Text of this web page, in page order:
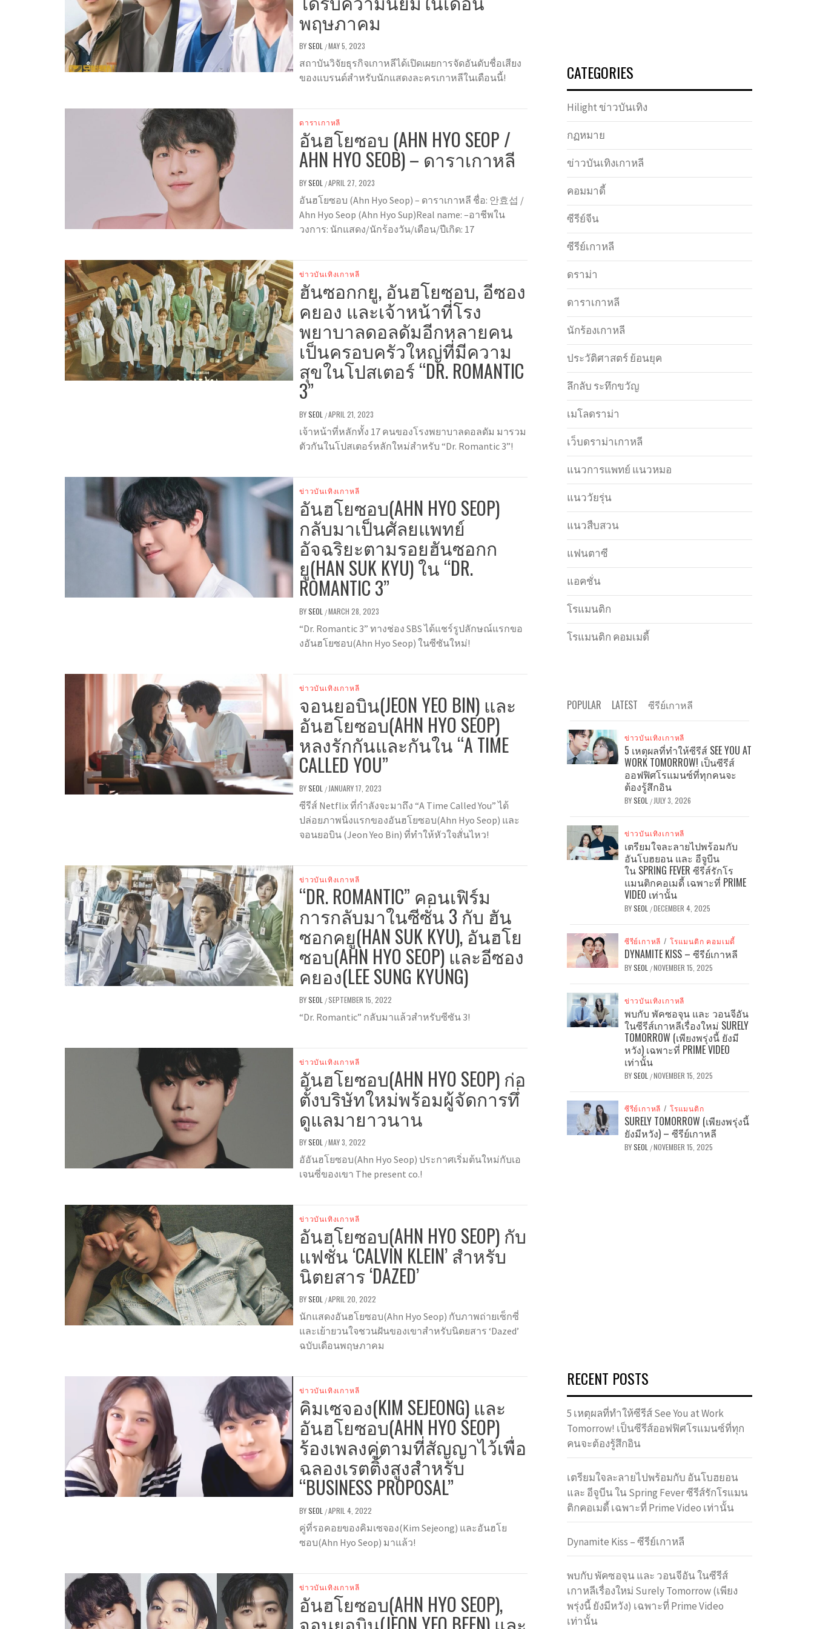
พฤษภาคม
BYSEOL /MAY 5, 2023
สถาบันวิจัยธุรกิจเกาหลีได้เปิดเผยการจัดอันดับชื่อเสียง
ของแบรนด์สำหรับนักแสดงละครเกาหลีในเดือนนี้!
ดาราเกาหลี
อันฮโยซอบ (AHN HYO SEOP /
AHN HYO SEOB) – ดาราเกาหลี
BYSEOL /APRIL 27, 2023
อันฮโยซอบ (Ahn Hyo Seop) – ดาราเกาหลี ชื่อ: 안효섭 /
Ahn Hyo Seop (Ahn Hyo Sup)Real name: –อาชีพใน
วงการ: นักแสดง/นักร้องวัน/เดือน/ปีเกิด: 17
ข่าวบันเทิงเกาหลี
ฮันซอกกยู, อันฮโยซอบ, อีซอง
คยอง และเจ้าหน้าที่โรง
พยาบาลดอลดัมอีกหลายคน
เป็นครอบครัวใหญ่ที่มีความ
สุขในโปสเตอร์ “DR. ROMANTIC
3”
BYSEOL /APRIL 21, 2023
เจ้าหน้าที่หลักทั้ง 17 คนของโรงพยาบาลดอลดัม มารวม
ตัวกันในโปสเตอร์หลักใหม่สำหรับ “Dr. Romantic 3”!
ข่าวบันเทิงเกาหลี
อันฮโยซอบ(AHN HYO SEOP)
กลับมาเป็นศัลยแพทย์
อัจฉริยะตามรอยฮันซอกก
ยู(HAN SUK KYU) ใน “DR.
ROMANTIC 3”
BYSEOL /MARCH 28, 2023
“Dr. Romantic 3” ทางช่อง SBS ได้แชร์รูปลักษณ์แรกขอ
งอันฮโยซอบ(Ahn Hyo Seop) ในซีซันใหม่!
ข่าวบันเทิงเกาหลี
จอนยอบิน(JEON YEO BIN) และ
อันฮโยซอบ(AHN HYO SEOP)
หลงรักกันและกันใน “A TIME
CALLED YOU”
BYSEOL / JANUARY 17, 2023
ซีรีส์ Netflix ที่กำลังจะมาถึง “A Time Called You” ได้
ปล่อยภาพนิ่งแรกของอันฮโยซอบ(Ahn Hyo Seop) และ
จอนยอบิน (Jeon Yeo Bin) ที่ทำให้หัวใจสั่นไหว!
ข่าวบันเทิงเกาหลี
“DR. ROMANTIC” คอนเฟิร์ม
การกลับมาในซีซั่น 3 กับ ฮัน
ซอกคยู(HAN SUK KYU), อันฮโย
ซอบ(AHN HYO SEOP) และอีซอง
คยอง(LEE SUNG KYUNG)
BYSEOL /SEPTEMBER 15, 2022
“Dr. Romantic” กลับมาแล้วสำหรับซีซัน 3!
ข่าวบันเทิงเกาหลี
อันฮโยซอบ(AHN HYO SEOP) ก่อ
ตั้งบริษัทใหม่พร้อมผู้จัดการทึ่
ดูแลมายาวนาน
BYSEOL /MAY 3, 2022
อัอันฮโยซอบ(Ahn Hyo Seop) ประกาศเริ่มต้นใหม่กับเอ
เจนซี่ของเขา The present co.!
ข่าวบันเทิงเกาหลี
อันฮโยซอบ(AHN HYO SEOP) กับ
แฟชั่น ‘CALVIN KLEIN’ สำหรับ
นิตยสาร ‘DAZED’
BYSEOL /APRIL 20, 2022
นักแสดงอันฮโยซอบ(Ahn Hyo Seop) กับภาพถ่ายเซ็กซี่
และเย้ายวนใจชวนฝันของเขาสำหรับนิตยสาร ‘Dazed’
ฉบับเดือนพฤษภาคม
ข่าวบันเทิงเกาหลี
คิมเซจอง(KIM SEJEONG) และ
อันฮโยซอบ(AHN HYO SEOP)
ร้องเพลงคู่ตามที่สัญญาไว้เพื่อ
ฉลองเรตติ้งสูงสำหรับ
“BUSINESS PROPOSAL”
BYSEOL /APRIL 4, 2022
คู่ที่รอคอยของคิมเซจอง(Kim Sejeong) และอันฮโย
ซอบ(Ahn Hyo Seop) มาแล้ว!
ข่าวบันเทิงเกาหลี
อันฮโยซอบ(AHN HYO SEOP),
CATEGORIES
Hilight ข่าวบันเทิง
กฏหมาย
ข่าวบันเทิงเกาหลี
คอมมาดี้
ซีรีย์จีน
ซีรีย์เกาหลี
ดราม่า
ดาราเกาหลี
นักร้องเกาหลี
ประวัติศาสตร์ ย้อนยุค
ลึกลับ ระทึกขวัญ
เมโลดราม่า
เว็บดราม่าเกาหลี
แนวการแพทย์ แนวหมอ
แนววัยรุ่น
แนวสืบสวน
แฟนตาซี
แอคชั่น
โรแมนติก
โรแมนติก คอมเมดี้
POPULAR LATEST ซีรีย์เกาหลี
ข่าวบันเทิงเกาหลี
5 เหตุผลที่ทำให้ซีรีส์ SEE YOU AT
WORK TOMORROW! เป็นซีรีส์
ออฟฟิศโรแมนซ์ที่ทุกคนจะ
ต้องรู้สึกอิน
BYSEOL / JULY 3, 2026
ข่าวบันเทิงเกาหลี
เตรียมใจละลายไปพร้อมกับ
อันโบฮยอน และ อีจูบีน
ใน SPRING FEVER ซีรีส์รักโร
แมนติกคอเมดี้ เฉพาะที่ PRIME
VIDEO เท่านั้น
BYSEOL /DECEMBER 4, 2025
ซีรีย์เกาหลี / โรแมนติก คอมเมดี้
DYNAMITE KISS – ซีรีย์เกาหลี
BYSEOL /NOVEMBER 15, 2025
ข่าวบันเทิงเกาหลี
พบกับ พัคซอจุน และ วอนจีอัน
ในซีรีส์เกาหลีเรื่องใหม่ SURELY
TOMORROW (เพียงพรุ่งนี้ ยังมี
หวัง) เฉพาะที่ PRIME VIDEO
เท่านั้น
BYSEOL /NOVEMBER 15, 2025
ซีรีย์เกาหลี / โรแมนติก
SURELY TOMORROW (เพียงพรุ่งนี้
ยังมีหวัง) – ซีรีย์เกาหลี
BYSEOL /NOVEMBER 15, 2025
RECENT POSTS
5 เหตุผลที่ทำให้ซีรีส์ See You at Work
Tomorrow! เป็นซีรีส์ออฟฟิศโรแมนซ์ที่ทุก
คนจะต้องรู้สึกอิน
เตรียมใจละลายไปพร้อมกับ อันโบฮยอน
และ อีจูบีน ใน Spring Fever ซีรีส์รักโรแมน
ติกคอเมดี้ เฉพาะที่ Prime Video เท่านั้น
Dynamite Kiss – ซีรีย์เกาหลี
พบกับ พัคซอจุน และ วอนจีอัน ในซีรีส์
เกาหลีเรื่องใหม่ Surely Tomorrow (เพียง
พรุ่งนี้ ยังมีหวัง) เฉพาะที่ Prime Video
เท่านั้น